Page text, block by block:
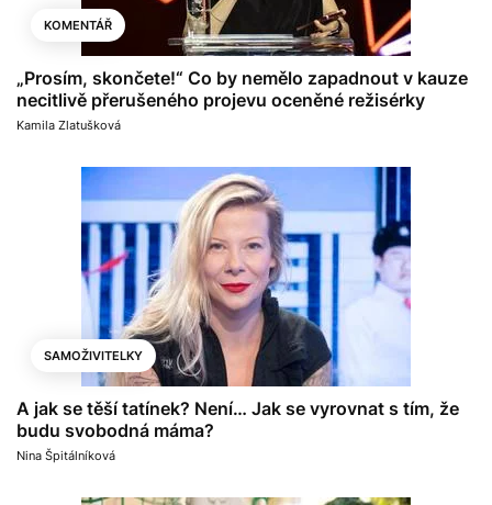
KOMENTÁŘ
„Prosím, skončete!“ Co by nemělo zapadnout v kauze
necitlivě přerušeného projevu oceněné režisérky
Kamila Zlatušková
SAMOŽIVITELKY
A jak se těší tatínek? Není… Jak se vyrovnat s tím, že
budu svobodná máma?
Nina Špitálníková